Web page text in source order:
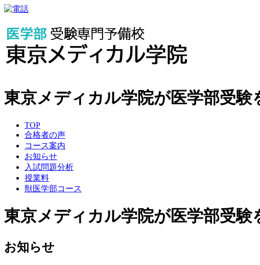
東京メディカル学院が医学部受験
TOP
合格者の声
コース案内
お知らせ
入試問題分析
授業料
獣医学部コース
東京メディカル学院が医学部受験
お知らせ